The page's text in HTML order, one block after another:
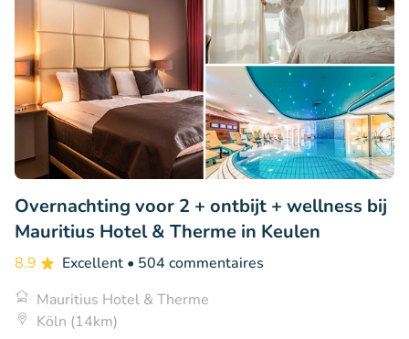
Overnachting voor 2 + ontbijt + wellness bij
Mauritius Hotel & Therme in Keulen
8.9 Excellent • 504 commentaires
Mauritius Hotel & Therme
Köln (14km)